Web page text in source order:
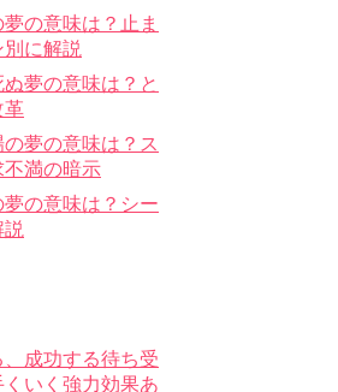
夢の意味は？止ま
に解説
ぬ夢の意味は？と
革
の夢の意味は？ス
不満の暗示
夢の意味は？シー
成功する待ち受
いく強力効果あ